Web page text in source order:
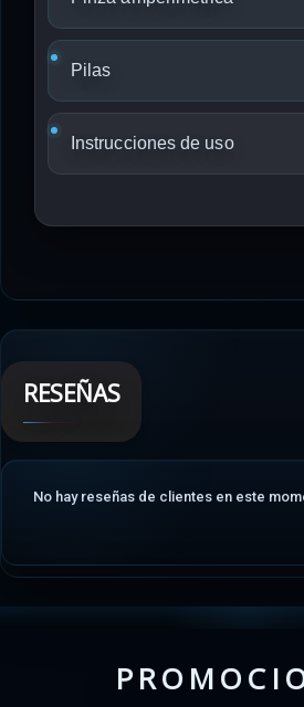
Pilas
Instrucciones de uso
RESEÑAS
No hay reseñas de clientes en este